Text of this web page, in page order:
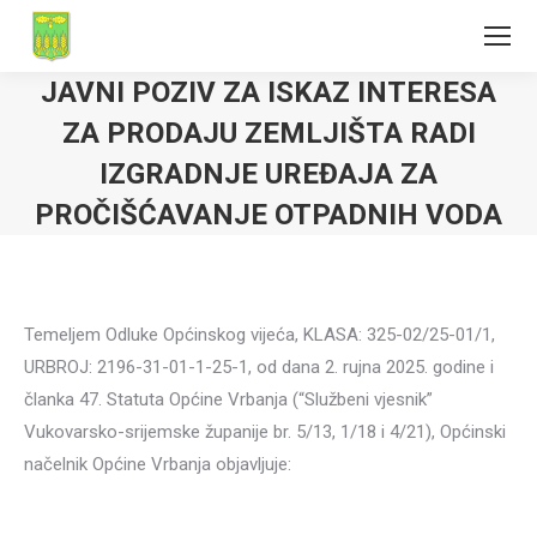
JAVNI POZIV ZA ISKAZ INTERESA
ZA PRODAJU ZEMLJIŠTA RADI
IZGRADNJE UREĐAJA ZA
PROČIŠĆAVANJE OTPADNIH VODA
Temeljem Odluke Općinskog vijeća, KLASA: 325-02/25-01/1,
URBROJ: 2196-31-01-1-25-1, od dana 2. rujna 2025. godine i
članka 47. Statuta Općine Vrbanja (“Službeni vjesnik”
Vukovarsko-srijemske županije br. 5/13, 1/18 i 4/21), Općinski
načelnik Općine Vrbanja objavljuje: